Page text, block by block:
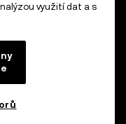
využití dat a s